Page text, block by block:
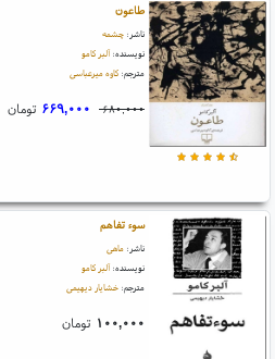
طاعون
ناشر: چشمه
نویسنده: آلبر کامو
مترجم: کاوه میرعباسی
۶۸۰,۰۰۰ ۶۶۹,۰۰۰ تومان
سوء تفاهم
ناشر: ماهی
نویسنده: آلبر کامو
مترجم: خشایار دیهیمی
۱۰۰,۰۰۰ تومان